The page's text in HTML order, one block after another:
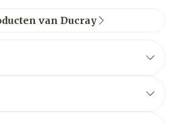
van Ducray